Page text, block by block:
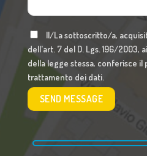
Il/La sottoscritto/a,
dell'art. 7 del D. Lgs. 196/2003,
della legge stessa, conferisce il
trattamento dei dati.